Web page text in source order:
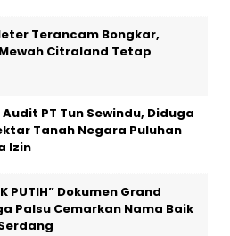
Terancam Bongkar,
Citraland Tetap
PT Tun Sewindu, Diduga
Tanah Negara Puluhan
Izin
PUTIH” Dokumen Grand
Palsu Cemarkan Nama Baik